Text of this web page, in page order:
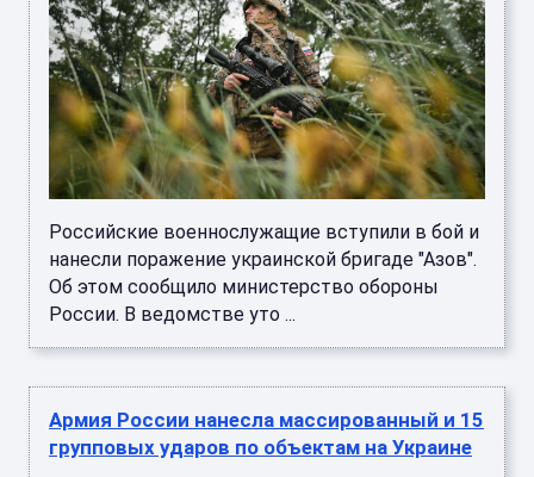
Российские военнослужащие вступили в бой и
нанесли поражение украинской бригаде "Азов".
Об этом сообщило министерство обороны
России. В ведомстве уто ...
Армия России нанесла массированный и 15
групповых ударов по объектам на Украине